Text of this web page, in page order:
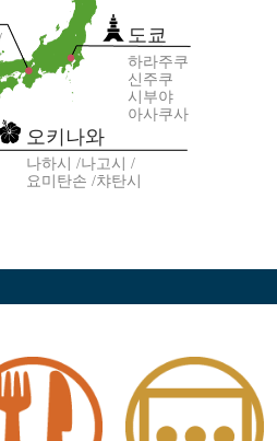
도쿄
하라주쿠
신주쿠
시부야
아사쿠사
오키나와
나하시
나고시
요미탄손
챠탄시